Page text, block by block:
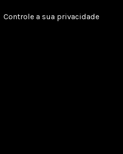
Controle a sua privacidade